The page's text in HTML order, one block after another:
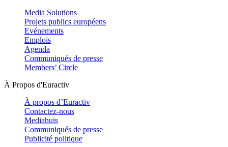
Media Solutions
Projets publics européens
Evénements
Emplois
Agenda
Communiqués de presse
Members’ Circle
À Propos d'Euractiv
À propos d’Euractiv
Contactez-nous
Mediahuis
Communiqués de presse
Publicité politique